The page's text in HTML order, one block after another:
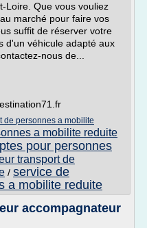
Loire. Que vous vouliez
marché pour faire vos
suffit de réserver votre
d'un véhicule adapté aux
nous de...
de personnes a mobilite
a mobilite reduite
pour personnes
transport de
/ service de
a mobilite reduite
accompagnateur